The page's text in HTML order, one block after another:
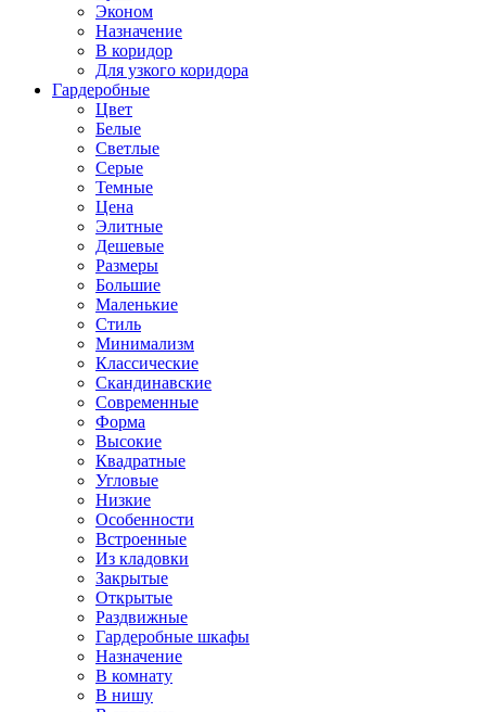
Эконом
Назначение
В коридор
Для узкого коридора
Гардеробные
Цвет
Белые
Светлые
Серые
Темные
Цена
Элитные
Дешевые
Размеры
Большие
Маленькие
Стиль
Минимализм
Классические
Скандинавские
Современные
Форма
Высокие
Квадратные
Угловые
Низкие
Особенности
Встроенные
Из кладовки
Закрытые
Открытые
Раздвижные
Гардеробные шкафы
Назначение
В комнату
В нишу